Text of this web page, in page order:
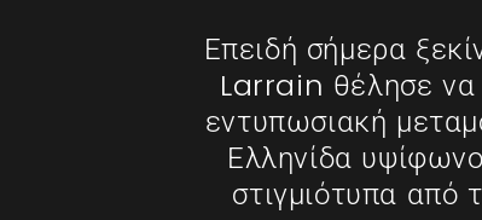
Επειδή σήμερα
Larrain θέλησε να
εντυπωσιακή
Ελληνίδα
στιγμιότυπα από